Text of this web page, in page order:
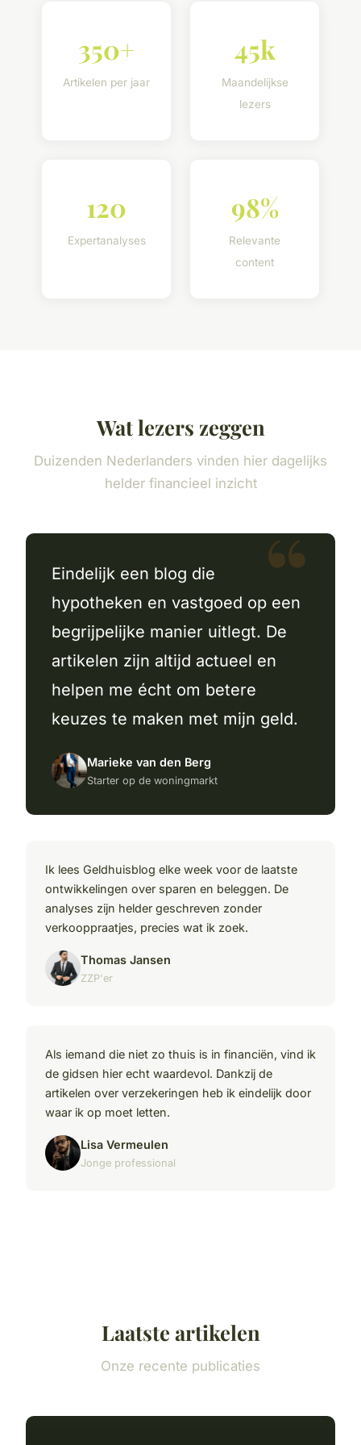
350+
Artikelen per jaar
45k
Maandelijkse
lezers
120
Expertanalyses
98%
Relevante
content
Wat lezers zeggen
Duizenden Nederlanders vinden hier dagelijks
helder financieel inzicht
Eindelijk een blog die
hypotheken en vastgoed op een
begrijpelijke manier uitlegt. De
artikelen zijn altijd actueel en
helpen me écht om betere
keuzes te maken met mijn geld.
Marieke van den Berg
Starter op de woningmarkt
Ik lees Geldhuisblog elke week voor de laatste
ontwikkelingen over sparen en beleggen. De
analyses zijn helder geschreven zonder
verkooppraatjes, precies wat ik zoek.
Thomas Jansen
ZZP'er
Als iemand die niet zo thuis is in financiën, vind ik
de gidsen hier echt waardevol. Dankzij de
artikelen over verzekeringen heb ik eindelijk door
waar ik op moet letten.
Lisa Vermeulen
Jonge professional
Laatste artikelen
Onze recente publicaties